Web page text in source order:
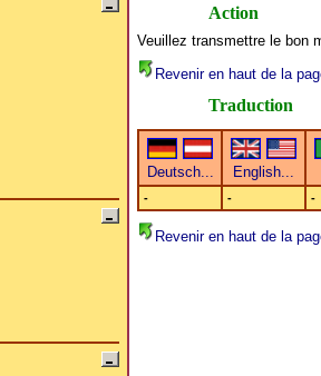
Action
Veuillez transmettre le bon
Revenir en haut de la
Traduction
- - -
Revenir en haut de la